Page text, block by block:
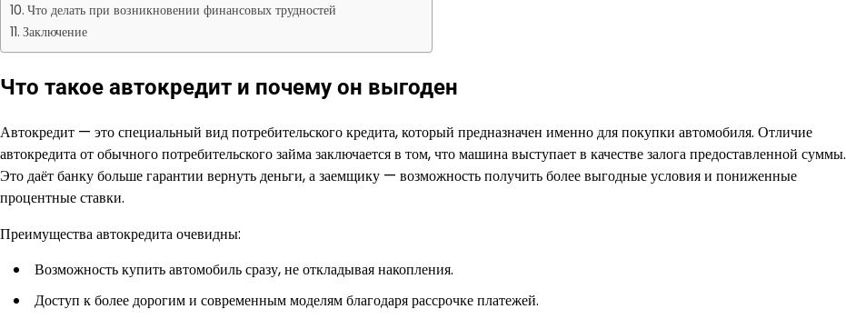
Что делать при возникновении финансовых трудностей
Заключение
Что такое автокредит и почему он выгоден
Автокредит — это специальный вид потребительского кредита, который предназначен именно для покупки автомобиля. Отличие
автокредита от обычного потребительского займа заключается в том, что машина выступает в качестве залога предоставленной суммы.
Это даёт банку больше гарантии вернуть деньги, а заемщику — возможность получить более выгодные условия и пониженные
процентные ставки.
Преимущества автокредита очевидны:
Возможность купить автомобиль сразу, не откладывая накопления.
Доступ к более дорогим и современным моделям благодаря рассрочке платежей.